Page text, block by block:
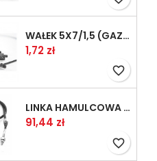
WAŁEK 5X7/1,5 (GAZ WSK)(PR5)
Cena
1,72 zł
favorite_border
LINKA HAMULCOWA PRZYCZEPY KNOTT 1240/1030 33921-1.11S
Cena
91,44 zł
favorite_border